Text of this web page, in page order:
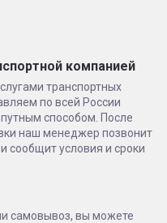
компанией
транспортных
по всей России
способом. После
наш менеджер позвонит
сообщит условия и сроки
самовывоз, вы можете